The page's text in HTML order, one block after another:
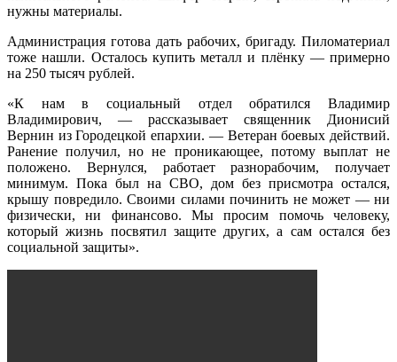
нужны материалы.
Администрация готова дать рабочих, бригаду. Пиломатериал
тоже нашли. Осталось купить металл и плёнку — примерно
на 250 тысяч рублей.
«К нам в социальный отдел обратился Владимир
Владимирович, — рассказывает священник Дионисий
Вернин из Городецкой епархии. — Ветеран боевых действий.
Ранение получил, но не проникающее, потому выплат не
положено. Вернулся, работает разнорабочим, получает
минимум. Пока был на СВО, дом без присмотра остался,
крышу повредило. Своими силами починить не может — ни
физически, ни финансово. Мы просим помочь человеку,
который жизнь посвятил защите других, а сам остался без
социальной защиты».